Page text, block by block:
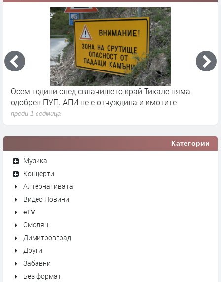
Осем години след свлачището край Тикале няма
одобрен ПУП. АПИ не е отчуждила и имотите
преди 1 седмица
Категории
Музика
Концерти
Алтернативата
Видео Новини
eTV
Смолян
Димитровград
Други
Забавни
Без формат